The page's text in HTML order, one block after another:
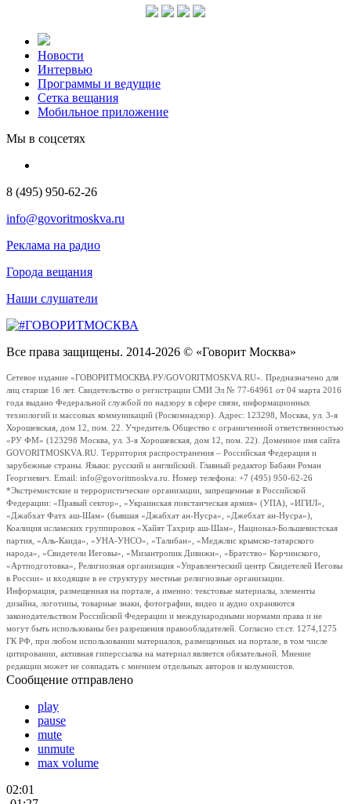
Новости
Интервью
Программы и ведущие
Сетка вещания
Мобильное приложение
Мы в соцсетях
8 (495) 950-62-26
info@govoritmoskva.ru
Реклама на радио
Города вещания
Наши слушатели
Все права защищены. 2014-2026 © «Говорит Москва»
Сетевое издание «ГОВОРИТМОСКВА.РУ/GOVORITMOSKVA.RU». Предназначено для
лиц старше 16 лет. Свидетельство о регистрации СМИ Эл № 77-64961 от 04 марта 2016
года выдано Федеральной службой по надзору в сфере связи, информационных
технологий и массовых коммуникаций (Роскомнадзор). Адрес: 123298, Москва, ул. 3-я
Хорошевская, дом 12, пом. 22. Учредитель Общество с ограниченной ответственностью
«РУ ФМ» (123298 Москва, ул. 3-я Хорошевская, дом 12, пом. 22). Доменное имя сайта
GOVORITMOSKVA.RU. Территория распространения – Российская Федерация и
зарубежные страны. Языки: русский и английский. Главный редактор Бабаян Роман
Георгиевич. Email: info@govoritmoskva.ru. Номер телефона: +7 (495) 950-62-26
*Экстремистские и террористические организации, запрещенные в Российской
Федерации: «Правый сектор», «Украинская повстанческая армия» (УПА), «ИГИЛ»,
«Джабхат Фатх аш-Шам» (бывшая «Джабхат ан-Нусра», «Джебхат ан-Нусра»),
Коалиция исламских группировок «Хайят Тахрир аш-Шам», Национал-Большевистская
партия, «Аль-Каида», «УНА-УНСО», «Талибан», «Меджлис крымско-татарского
народа», «Свидетели Иеговы», «Мизантропик Дивижн», «Братство» Корчинского,
«Артподготовка», Религиозная организация «Управленческий центр Свидетелей Иеговы
в России» и входящие в ее структуру местные религиозные организации.
Информация, размещенная на портале, а именно: текстовые материалы, элементы
дизайна, логотипы, товарные знаки, фотографии, видео и аудио охраняются
законодательством Российской Федерации и международными нормами права и не
могут быть использованы без разрешения правообладателей. Согласно ст.ст. 1274,1275
ГК РФ, при любом использовании материалов, размещенных на портале, в том числе
цитировании, активная гиперссылка на материал является обязательной. Мнение
редакции может не совпадать с мнением отдельных авторов и колумнистов.
Сообщение отправлено
play
pause
mute
unmute
max volume
02:01